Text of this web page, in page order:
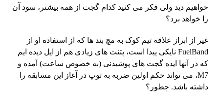
خواهیم دید ولی فکر می کنید کدام گجت از همه بیشتر، سود آن
را خواهد برد؟
غیر از ابراز علاقه تیم کوک به مچ بند ها که از استفاده او از
FuelBand نایکی پیدا است، پتنت های زیادی هم از اپل دیده ایم
که در آنها ایده گجت های پوشیدنی (به خصوص ساعت) آمده و
M7، می تواند حکم اولین ضربه به توپ در آغاز این مسابقه را
داشته باشد. چطور؟